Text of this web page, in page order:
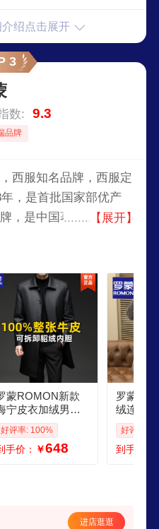
绍点击展开
3
数: 9.3
品牌
西服知名品牌，西服定
，是首批国家部优产
，是中国著名的服装企
展成涉足服饰、乐园、
等多个领域的大型跨国
【展开】
蒙ROMON新款
宁皮衣加绒男士
厚秋冬季长款风
保暖貂绒内胆真
皮外套 黑色 M 17
好评率: 100%
手价： ￥648
罗蒙
绒连帽
士秋冬
长款风
呢子外
好评率:
到手价：
进店逛逛